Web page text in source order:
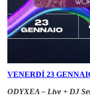
VENERDÌ 23
ODYXEA – Live + DJ